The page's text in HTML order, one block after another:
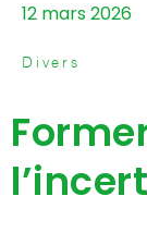
12 mars 2026
Divers